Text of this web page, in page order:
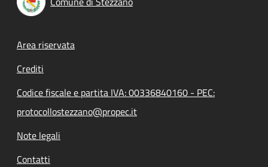
Footer menu
Area riservata
Crediti
Codice fiscale e partita IVA: 00336840160 - PEC:
protocollostezzano@propec.it
Note legali
Contatti